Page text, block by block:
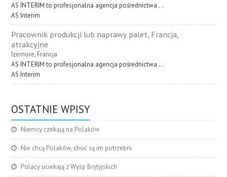
AS INTERIM to profesjonalna agencja pośrednictwa ...
AS Interim
Pracownik produkcji lub naprawy palet, Francja,
atrakcyjne
Izernore, Francja
AS INTERIM to profesjonalna agencja pośrednictwa ...
AS Interim
OSTATNIE WPISY
Niemcy czekają na Polaków
Nie chcą Polaków, choć są im potrzebni
Polacy uciekają z Wysp Brytyjskich